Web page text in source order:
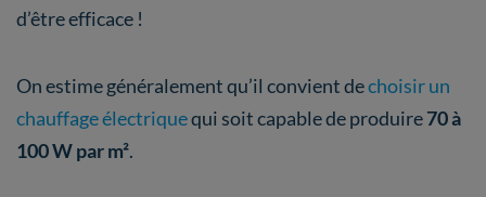
d’être efficace !
On estime généralement qu’il convient dechoisir un
chauffage électriquequi soit capable de produire70 à
100 W par m².